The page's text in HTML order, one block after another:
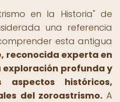
en la Historia" de
una referencia
esta antigua
reconocida experta en
exploración profunda y
históricos,
del zoroastrismo. A